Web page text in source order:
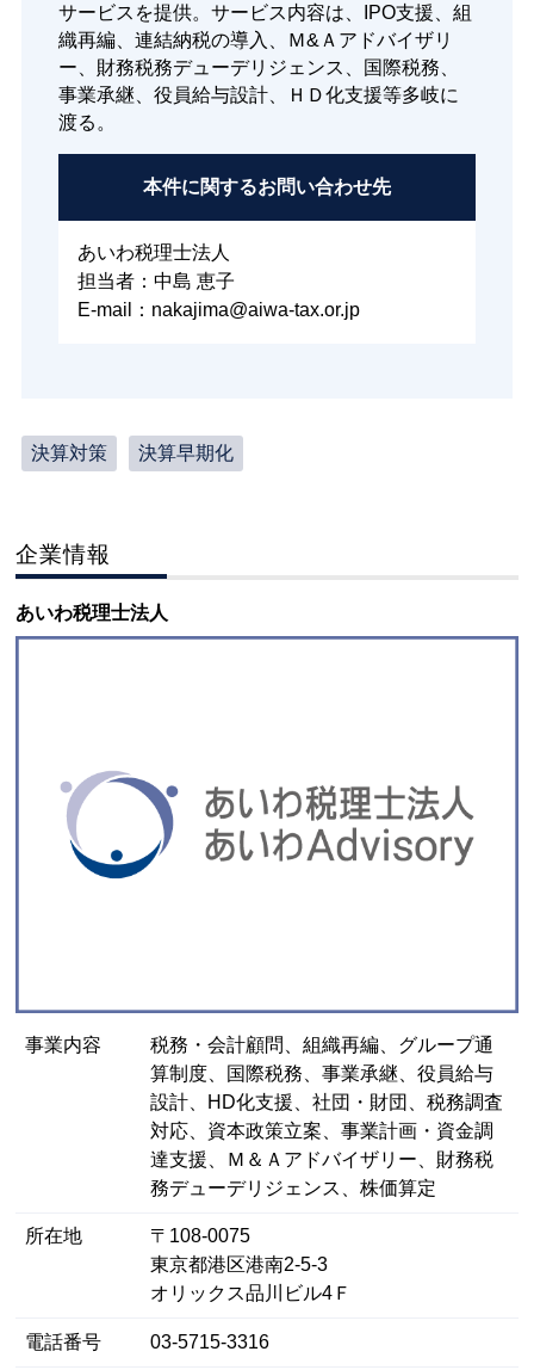
サービスを提供。サービス内容は、IPO支援、組
織再編、連結納税の導入、Ｍ&Ａアドバイザリ
ー、財務税務デューデリジェンス、国際税務、
事業承継、役員給与設計、ＨＤ化支援等多岐に
渡る。
本件に関するお問い合わせ先
あいわ税理士法人
担当者：中島 恵子
E-mail：nakajima@aiwa-tax.or.jp
決算対策 決算早期化
企業情報
あいわ税理士法人
事業内容
税務・会計顧問、組織再編、グループ通
算制度、国際税務、事業承継、役員給与
設計、HD化支援、社団・財団、税務調査
対応、資本政策立案、事業計画・資金調
達支援、Ｍ＆Ａアドバイザリー、財務税
務デューデリジェンス、株価算定
所在地
〒108-0075
東京都港区港南2-5-3
オリックス品川ビル4Ｆ
電話番号 03-5715-3316